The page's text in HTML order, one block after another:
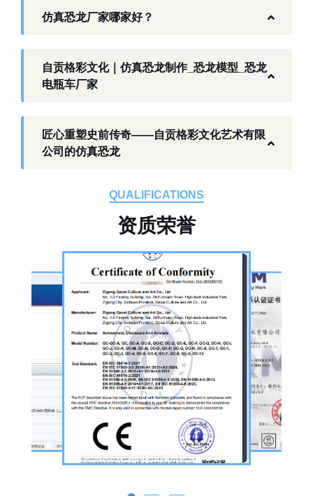
生态。自贡格彩文化艺术有限公司扎根本地产
以工厂生产能力，为各地客户提供史前主题相
关产品与服务。
工厂生产基础 构建恐龙产业全链服务
作为开展史前仿真模型生产的恐龙制作工厂，
板仓工业园，拥有标准化生产车间、配套生产
品的恐龙制作公司。公司采用按需定制模式，
从前期方案设计、场景规划，到中期原料选
择、工序制作，再到后期运输配送、上门安装
调试，形成全流程服务，可用于主题乐园、文
旅景区、科普展馆、商业广场、大型展会、节
庆活动等场景。
公司核心业务为仿真恐龙制作，产品线涵盖静
态展示、动态互动、游乐体验三类。其中，机
器恐龙结合机械传动、智能控制技术，可实现
眨眼、张嘴吼叫、摆尾、行走、呼吸起伏等动
态效果，皮肤采用环保硅胶材质，还原史前恐
仿真恐龙厂家哪家好？
自贡格彩文化｜仿真恐龙制作_恐龙模型_恐龙
电瓶车厂家
匠心重塑史前传奇——自贡格彩文化艺术有限
公司的仿真恐龙
QUALIFICATIONS
资质荣誉